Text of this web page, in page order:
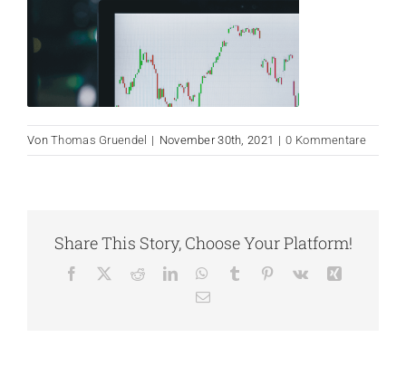
VonThomas Gruendel | November 30th, 2021 | 0 Kommentare
Share This Story, Choose Your Platform!
Facebook RedditLinkedInWhatsApp
Tumblr Pinterest
Vk
E-